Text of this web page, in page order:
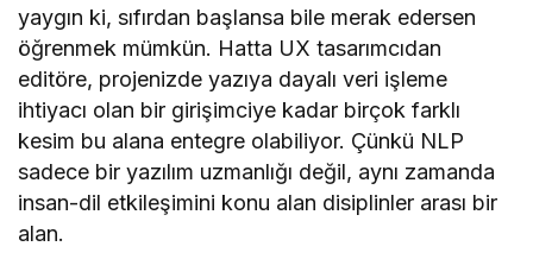
yaygın ki, sıfırdan başlansa bile merak edersen
öğrenmek mümkün. Hatta UX tasarımcıdan
editöre, projenizde yazıya dayalı veri işleme
ihtiyacı olan bir girişimciye kadar birçok farklı
kesim bu alana entegre olabiliyor. Çünkü NLP
sadece bir yazılım uzmanlığı değil, aynı zamanda
insan-dil etkileşimini konu alan disiplinler arası bir
alan.